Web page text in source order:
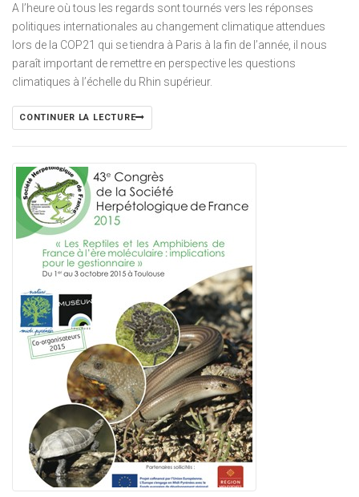
A l’heure où tous les regards sont tournés vers les réponses
politiques internationales au changement climatique attendues
lors de la COP21 qui se tiendra à Paris à la fin de l’année, il nous
paraît important de remettre en perspective les questions
climatiques à l’échelle du Rhin supérieur.
CONTINUER LA LECTURE